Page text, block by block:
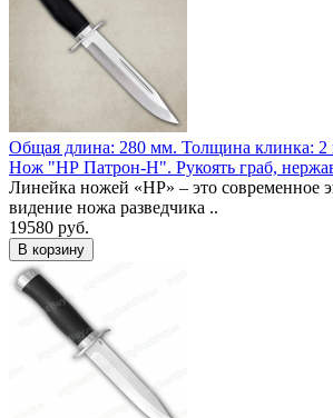
Общая длина: 280 мм. Толщина клинка: 2
Нож "НР Патрон-Н". Рукоять граб,
Линейка ножей «НР» – это современное
видение ножа разведчика ..
19580 руб.